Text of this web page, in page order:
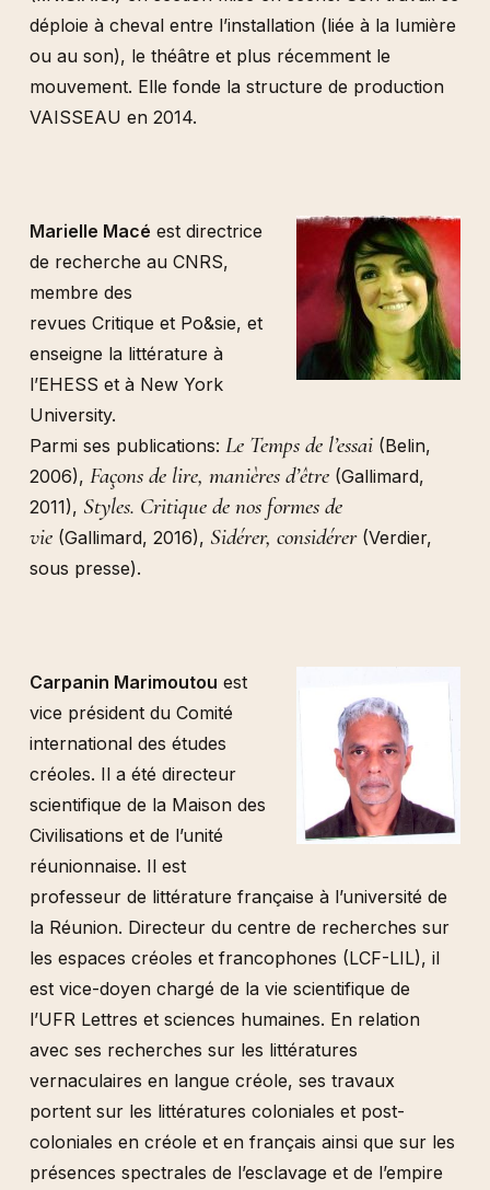
déploie à cheval entre l’installation (liée à la lumière
ou au son), le théâtre et plus récemment le
mouvement. Elle fonde la structure de production
VAISSEAU en 2014.
Marielle Macé est directrice
de recherche au CNRS,
membre des
revues Critique et Po&sie, et
enseigne la littérature à
l’EHESS et à New York
University.
Parmi ses publications: Le Temps de l’essai (Belin,
2006), Façons de lire, manières d’être(Gallimard,
2011), Styles. Critique de nos formes de
vie(Gallimard, 2016), Sidérer, considérer(Verdier,
sous presse).
Carpanin Marimoutou est
vice président du Comité
international des études
créoles. Il a été directeur
scientifique de la Maison des
Civilisations et de l’unité
réunionnaise. Il est
professeur de littérature française à l’université de
la Réunion. Directeur du centre de recherches sur
les espaces créoles et francophones (LCF-LIL), il
est vice-doyen chargé de la vie scientifique de
l’UFR Lettres et sciences humaines. En relation
avec ses recherches sur les littératures
vernaculaires en langue créole, ses travaux
portent sur les littératures coloniales et post-
coloniales en créole et en français ainsi que sur les
présences spectrales de l’esclavage et de l’empire